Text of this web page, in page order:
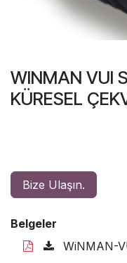
WINMAN VUI
KÜRESEL
Bize Ulaşın.
Belgeler
WiNMAN-